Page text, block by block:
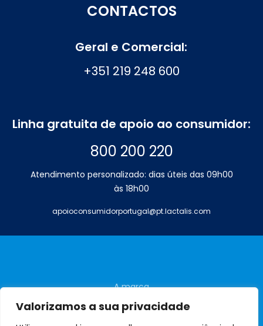
Valorizamos a sua privacidade
CONTACTOS
Geral e Comercial:
+351 219 248 600
Linha gratuita de apoio ao consumidor:
800 200 220
Atendimento personalizado: dias úteis das 09h00
às 18h00
apoioconsumidorportugal@pt.lactalis.com
A marca
Perguntas frequentes
Contactos